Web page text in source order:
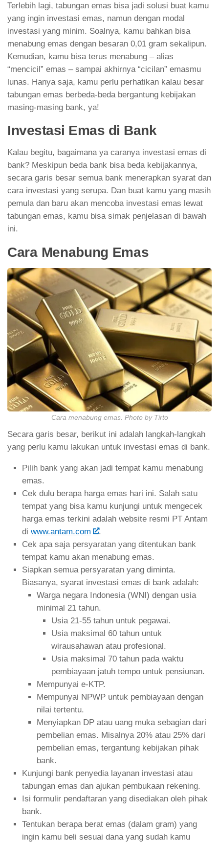
Terlebih lagi, tabungan emas bisa jadi solusi buat kamu
yang ingin investasi emas, namun dengan modal
investasi yang minim. Soalnya, kamu bahkan bisa
menabung emas dengan besaran 0,01 gram sekalipun.
Kemudian, kamu bisa terus menabung – alias
“mencicil” emas – sampai akhirnya “cicilan” emasmu
lunas. Hanya saja, kamu perlu perhatikan kalau besar
tabungan emas berbeda-beda bergantung kebijakan
masing-masing bank, ya!
Investasi Emas di Bank
Kalau begitu, bagaimana ya caranya investasi emas di
bank? Meskipun beda bank bisa beda kebijakannya,
secara garis besar semua bank menerapkan syarat dan
cara investasi yang serupa. Dan buat kamu yang masih
pemula dan baru akan mencoba investasi emas lewat
tabungan emas, kamu bisa simak penjelasan di bawah
ini.
Cara Menabung Emas
Cara menabung emas. Photo by Tirto
Secara garis besar, berikut ini adalah langkah-langkah
yang perlu kamu lakukan untuk investasi emas di bank.
Pilih bank yang akan jadi tempat kamu menabung
emas.
Cek dulu berapa harga emas hari ini. Salah satu
tempat yang bisa kamu kunjungi untuk mengecek
harga emas terkini adalah website resmi PT Antam
di www.antam.com
.
Cek apa saja persyaratan yang ditentukan bank
tempat kamu akan menabung emas.
Siapkan semua persyaratan yang diminta.
Biasanya, syarat investasi emas di bank adalah:
Warga negara Indonesia (WNI) dengan usia
minimal 21 tahun.
Usia 21-55 tahun untuk pegawai.
Usia maksimal 60 tahun untuk
wirausahawan atau profesional.
Usia maksimal 70 tahun pada waktu
pembiayaan jatuh tempo untuk pensiunan.
Mempunyai e-KTP.
Mempunyai NPWP untuk pembiayaan dengan
nilai tertentu.
Menyiapkan DP atau uang muka sebagian dari
pembelian emas. Misalnya 20% atau 25% dari
pembelian emas, tergantung kebijakan pihak
bank.
Kunjungi bank penyedia layanan investasi atau
tabungan emas dan ajukan pembukaan rekening.
Isi formulir pendaftaran yang disediakan oleh pihak
bank.
Tentukan berapa berat emas (dalam gram) yang
ingin kamu beli sesuai dana yang sudah kamu